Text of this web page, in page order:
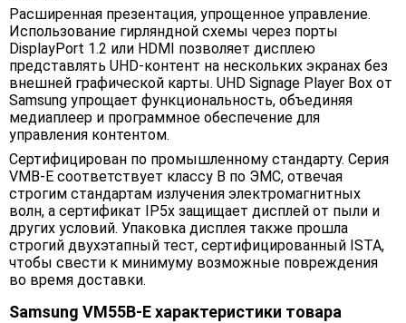
Расширенная презентация, упрощенное управление.
Использование гирляндной схемы через порты
DisplayPort 1.2 или HDMI позволяет дисплею
представлять UHD-контент на нескольких экранах без
внешней графической карты. UHD Signage Player Box от
Samsung упрощает функциональность, объединяя
медиаплеер и программное обеспечение для
управления контентом.
Сертифицирован по промышленному стандарту. Серия
VMB-E соответствует классу B по ЭМС, отвечая
строгим стандартам излучения электромагнитных
волн, а сертификат IP5x защищает дисплей от пыли и
других условий. Упаковка дисплея также прошла
строгий двухэтапный тест, сертифицированный ISTA,
чтобы свести к минимуму возможные повреждения
во время доставки.
Samsung VM55B-E характеристики товара